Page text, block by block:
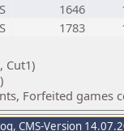
1646
1783
Cut1)
Forfeited games
, CMS-Version